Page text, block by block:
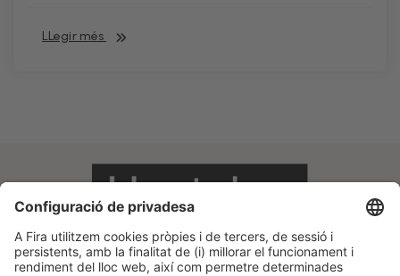
LLegir més
Informació legal